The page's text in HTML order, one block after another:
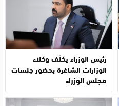
رئيس الوزراء يكلّف وكلاء
الوزارات الشاغرة بحضور جلسات
مجلس الوزراء